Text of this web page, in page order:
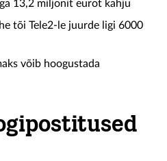
13,2 miljonit eurot kahju
tõi Tele2-le juurde ligi 6000
võib hoogustada